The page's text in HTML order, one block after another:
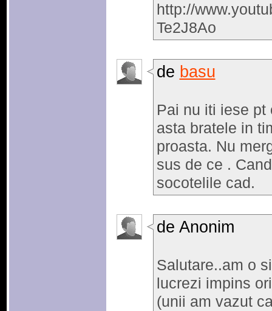
http://
Te2J8Ao
de basu
Pai nu iti iese pt
asta bratele in
proasta. Nu
sus de ce .
socotelile cad.
de Anonim
Salutare..am o
lucrezi impins
(unii am vazut